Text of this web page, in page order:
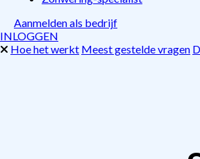
Aanmelden als bedrijf
INLOGGEN
Hoe het werkt Meest gestelde vragen